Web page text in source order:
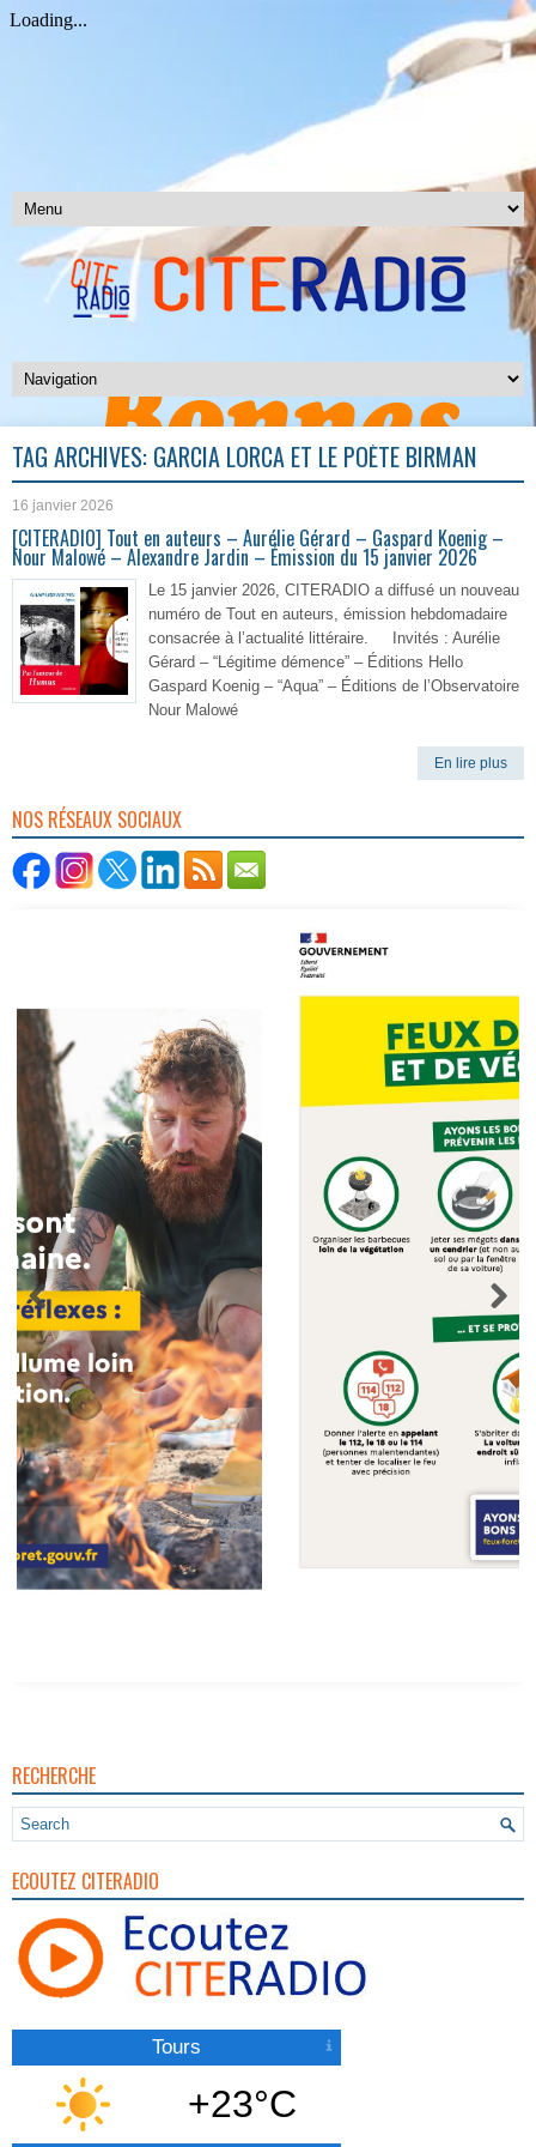
TAG ARCHIVES: GARCIA LORCA ET LE POÈTE BIRMAN
16 janvier 2026
[CITERADIO] Tout en auteurs – Aurélie Gérard – Gaspard Koenig –
Nour Malowé – Alexandre Jardin – Émission du 15 janvier 2026
Le 15 janvier 2026, CITERADIO a diffusé un nouveau
numéro de Tout en auteurs, émission hebdomadaire
consacrée à l’actualité littéraire. Invités : Aurélie
Gérard – “Légitime démence” – Éditions Hello
Gaspard Koenig – “Aqua” – Éditions de l’Observatoire
Nour Malowé
En lire plus
NOS RÉSEAUX SOCIAUX
RECHERCHE
ECOUTEZ CITERADIO
Tours
+23°C